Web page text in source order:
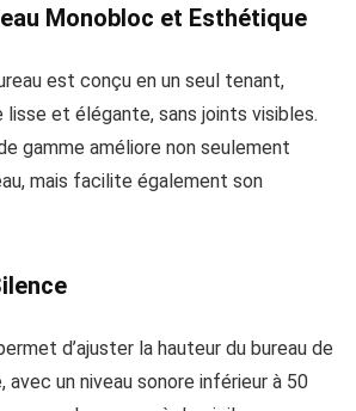
Monobloc et Esthétique
est conçu en un seul tenant,
et élégante, sans joints visibles.
gamme améliore non seulement
mais facilite également son
d’ajuster la hauteur du bureau de
avec un niveau sonore inférieur à 50